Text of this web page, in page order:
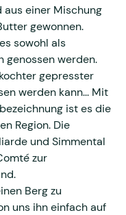
aus einer Mischung
gewonnen.
sowohl als
genossen werden.
gepresster
werden kann... Mit
ist es die
Region. Die
und Simmental
zur
Berg zu
uns ihn einfach auf